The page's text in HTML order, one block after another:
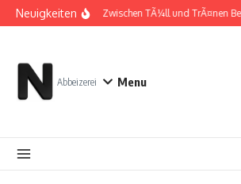
Zum Inhalt springen
Neuigkeiten Zwischen TÃ¼ll und TrÃ¤nen
Abbeizerei Menu